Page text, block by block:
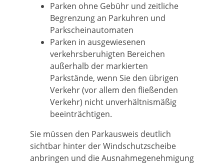
Parken ohne Gebühr und zeitliche
Begrenzung an Parkuhren und
Parkscheinautomaten
Parken in ausgewiesenen
verkehrsberuhigten Bereichen
außerhalb der markierten
Parkstände, wenn Sie den übrigen
Verkehr (vor allem den fließenden
Verkehr) nicht unverhältnismäßig
beeinträchtigen.
Sie müssen den Parkausweis deutlich
sichtbar hinter der Windschutzscheibe
anbringen und die Ausnahmegenehmigung